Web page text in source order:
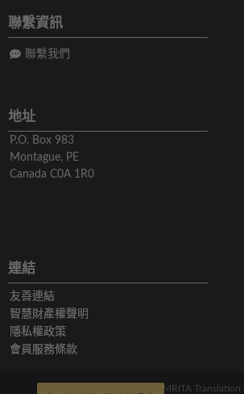
聯繫資訊
聯繫我們
地址
P.O. Box 983
Montague, PE
Canada C0A 1R0
連結
友善連結
智慧財產權聲明
隱私權政策
會員服務條款
版權所有© 2019-2026 AMRITA Translation